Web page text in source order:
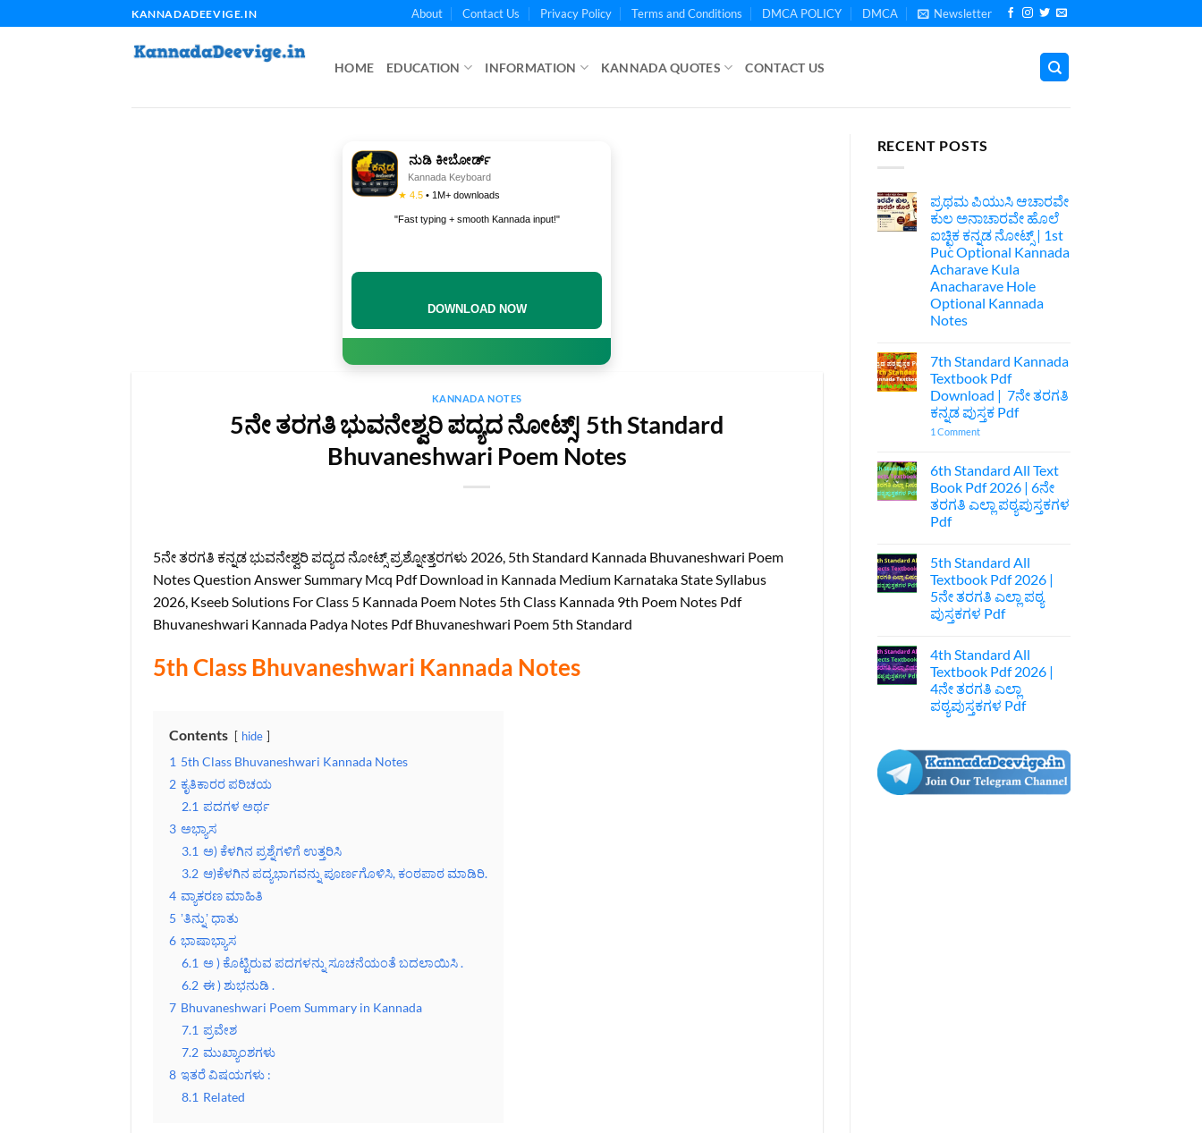
to
KANNADADEEVIGE.IN About Contact Us Privacy Policy Terms and Conditions DMCA POLICY DMCA Newsletter
HOME EDUCATION INFORMATION KANNADA QUOTES CONTACT US
ನುಡಿ ಕೀಬೋರ್ಡ್
Kannada Keyboard
★ 4.5 • 1M+ downloads
"Fast typing + smooth Kannada input!"
DOWNLOAD NOW
KANNADA NOTES
5ನೇ ತರಗತಿ ಭು‌ವನೇಶ್ವರಿ ಪದ್ಯದ ನೋಟ್ಸ್| 5th Standard
Bhuvaneshwari Poem Notes
5ನೇ ತರಗತಿ ಕನ್ನಡ ಭು‌ವನೇಶ್ವರಿ ಪದ್ಯದ ನೋಟ್ಸ್‌ ಪ್ರಶ್ನೋತ್ತರಗಳು 2026, 5th Standard Kannada Bhuvaneshwari Poem
Notes Question Answer Summary Mcq Pdf Download in Kannada Medium Karnataka State Syllabus
2026, Kseeb Solutions For Class 5 Kannada Poem Notes 5th Class Kannada 9th Poem Notes Pdf
Bhuvaneshwari Kannada Padya Notes Pdf Bhuvaneshwari Poem 5th Standard
5th Class Bhuvaneshwari Kannada Notes
Contents hide
1 5th Class Bhuvaneshwari Kannada Notes
2 ಕೃತಿಕಾರರ ಪರಿಚಯ
2.1 ಪದಗಳ ಅರ್ಥ
3 ಅಭ್ಯಾಸ
3.1 ಅ) ಕೆಳಗಿನ ಪ್ರಶ್ನೆಗಳಿಗೆ ಉತ್ತರಿಸಿ
3.2 ಆ)ಕೆಳಗಿನ ಪದ್ಯಭಾಗವನ್ನು ಪೂರ್ಣಗೊಳಿಸಿ, ಕಂಠಪಾಠ ಮಾಡಿರಿ.
4 ವ್ಯಾಕರಣ ಮಾಹಿತಿ
5 ʼತಿನ್ನುʼ ಧಾತು
6 ಭಾಷಾಭ್ಯಾಸ
6.1 ಅ ) ಕೊಟ್ಟಿರುವ ಪದಗಳನ್ನು ಸೂಚನೆಯಂತೆ ಬದಲಾಯಿಸಿ .
6.2 ಈ ) ಶುಭನುಡಿ .
7 Bhuvaneshwari Poem Summary in Kannada
7.1 ಪ್ರವೇಶ
7.2 ಮುಖ್ಯಾಂಶಗಳು
8 ಇತರೆ ವಿಷಯಗಳು :
8.1 Related
RECENT POSTS
ಪ್ರಥಮ ಪಿಯುಸಿ ಆಚಾರವೇ
ಕುಲ ಅನಾಚಾರವೇ ಹೊಲೆ
ಐಚ್ಛಿಕ ಕನ್ನಡ ನೋಟ್ಸ್ | 1st
Puc Optional Kannada
Acharave Kula
Anacharave Hole
Optional Kannada
Notes
on
ಪ್ರಥಮ
ಪಿಯುಸಿ
ಆಚಾರವೇ
ಕುಲ
ಅನಾಚಾರವೇ
ಹೊಲೆ
ನೋಟ್ಸ್
|
1st
Puc
Optional
Kannada
Anacharave
Hole
Optional
Kannada
Notes
7th Standard Kannada
Textbook Pdf
Download | 7ನೇ ತರಗತಿ
ಕನ್ನಡ ಪುಸ್ತಕ Pdf
1 Commenton
Kannada
Textbook
Pdf
Download
|
ಪುಸ್ತಕ
Pdf
6th Standard All Text
Book Pdf 2026 | 6ನೇ
ತರಗತಿ ಎಲ್ಲಾ ಪಠ್ಯಪುಸ್ತಕಗಳ
Pdf
on
6th
Standard
All
Text
Book
|
6ನೇ
ತರಗತಿ
ಎಲ್ಲಾ
ಪಠ್ಯಪುಸ್ತಕಗಳ
Pdf
5th Standard All
Textbook Pdf 2026 |
5ನೇ ತರಗತಿ ಎಲ್ಲಾ ಪಠ್ಯ
ಪುಸ್ತಕಗಳ Pdf
on
5th
Standard
All
Textbook
Pdf
ತರಗತಿ
ಎಲ್ಲಾ
ಪಠ್ಯ
ಪುಸ್ತಕಗಳ
4th Standard All
Textbook Pdf 2026 |
4ನೇ ತರಗತಿ ಎಲ್ಲಾ
ಪಠ್ಯಪುಸ್ತಕಗಳ Pdf
4th
Standard
All
Textbook